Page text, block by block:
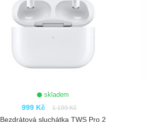
skladem
999 Kč 1 199 Kč
Bezdrátová sluchátka TWS Pro 2